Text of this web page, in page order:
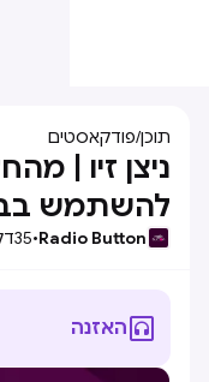
תוכן/פודקאסטים
ניצן זיו |
להשתמש
Radio Button
•
35
האזנה